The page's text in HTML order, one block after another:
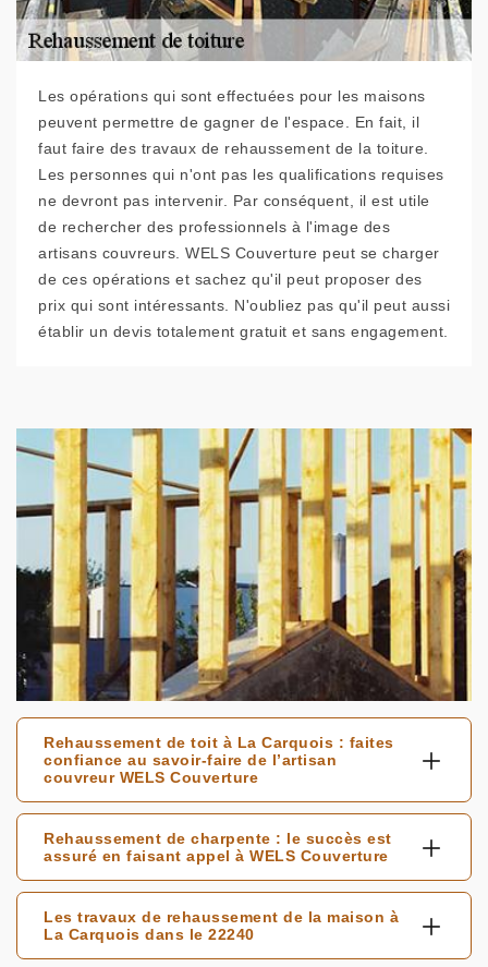
Les opérations qui sont effectuées pour les maisons
peuvent permettre de gagner de l'espace. En fait, il
faut faire des travaux de rehaussement de la toiture.
Les personnes qui n'ont pas les qualifications requises
ne devront pas intervenir. Par conséquent, il est utile
de rechercher des professionnels à l'image des
artisans couvreurs. WELS Couverture peut se charger
de ces opérations et sachez qu'il peut proposer des
prix qui sont intéressants. N'oubliez pas qu'il peut aussi
établir un devis totalement gratuit et sans engagement.
Rehaussement de toit à La Carquois : faites
confiance au savoir-faire de l’artisan
couvreur WELS Couverture
Rehaussement de charpente : le succès est
assuré en faisant appel à WELS Couverture
Les travaux de rehaussement de la maison à
La Carquois dans le 22240